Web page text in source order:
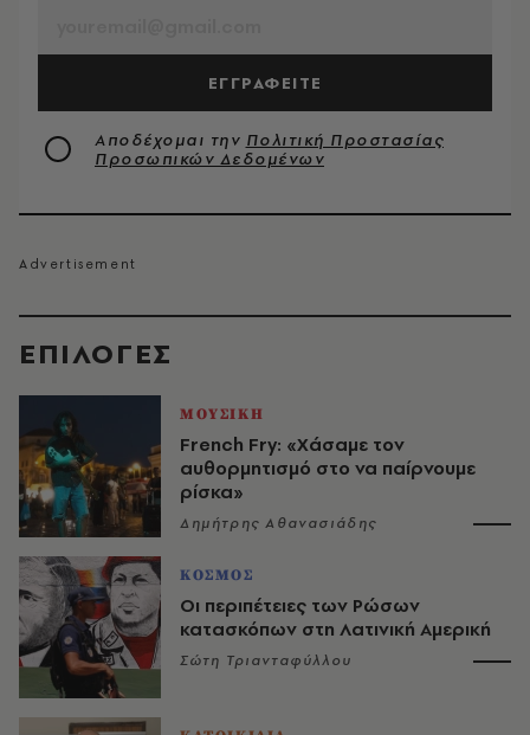
EΠΙΛΟΓΈΣ
ΜΟΥΣΙΚΗ
French Fry: «Χάσαμε τον
αυθορμητισμό στο να παίρνουμε
ρίσκα»
Δημήτρης Αθανασιάδης
ΚΟΣΜΟΣ
Οι περιπέτειες των Ρώσων
κατασκόπων στη Λατινική Αμερική
Σώτη Τριανταφύλλου
ΕΓΓΡΑΦΕΙΤΕ
Αποδέχομαι την Πολιτική Προστασίας
Προσωπικών Δεδομένων